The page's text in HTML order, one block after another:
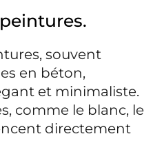
souvent
en béton,
et minimaliste.
comme le blanc, le
directement